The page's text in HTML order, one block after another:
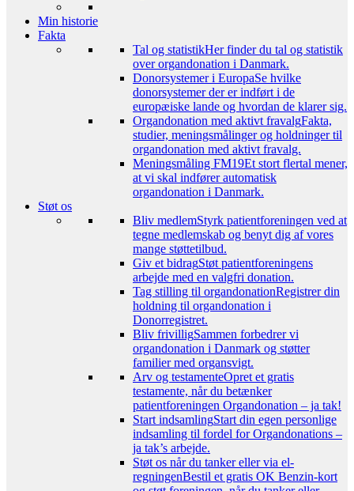
Min historie
Fakta
Tal og statistikHer finder du tal og statistik
over organdonation i Danmark.
Donorsystemer i EuropaSe hvilke
donorsystemer der er indført i de
europæiske lande og hvordan de klarer sig.
Organdonation med aktivt fravalgFakta,
studier, meningsmålinger og holdninger til
organdonation med aktivt fravalg.
Meningsmåling FM19Et stort flertal mener,
at vi skal indfører automatisk
organdonation i Danmark.
Støt os
Bliv medlemStyrk patientforeningen ved at
tegne medlemskab og benyt dig af vores
mange støttetilbud.
Giv et bidragStøt patientforeningens
arbejde med en valgfri donation.
Tag stilling til organdonationRegistrer din
holdning til organdonation i
Donorregistret.
Bliv frivilligSammen forbedrer vi
organdonation i Danmark og støtter
familier med organsvigt.
Arv og testamenteOpret et gratis
testamente, når du betænker
patientforeningen Organdonation – ja tak!
Start indsamlingStart din egen personlige
indsamling til fordel for Organdonations –
ja tak’s arbejde.
Støt os når du tanker eller via el-
regningenBestil et gratis OK Benzin-kort